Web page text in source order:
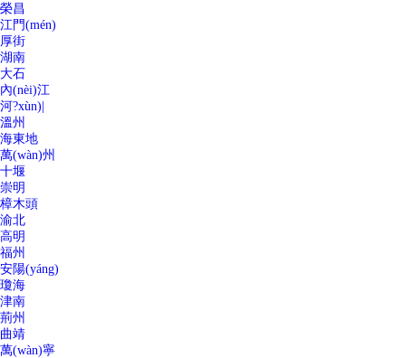
榮昌
江門(mén)
厚街
湖南
大石
內(nèi)江
河?xùn)|
溫州
海東地
萬(wàn)州
十堰
崇明
樟木頭
渝北
高明
福州
安陽(yáng)
瓊海
津南
荊州
曲靖
萬(wàn)寧